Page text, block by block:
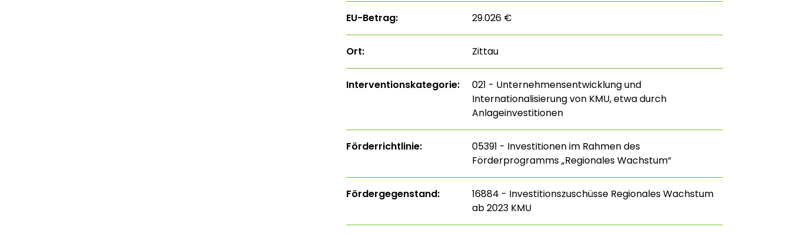
EU-Betrag: 29.026 €
Ort: Zittau
Interventions­kategorie:
021 - Unternehmensentwicklung und
Internationalisierung von KMU, etwa durch
Anlageinvestitionen
Förderrichtlinie:
05391 - Investitionen im Rahmen des
Förderprogramms „Regionales Wachstum“
Fördergegenstand:
16884 - Investitionszuschüsse Regionales Wachstum
ab 2023 KMU